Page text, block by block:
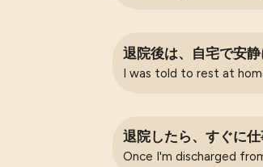
退院後は、自宅で安
I was told to rest at
退院したら、すぐに仕
Once I'm discharged